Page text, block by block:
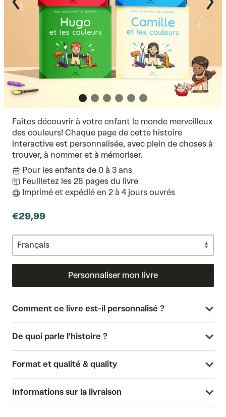
Faites découvrir à votre enfant le monde merveilleux
des couleurs! Chaque page de cette histoire
interactive est personnalisée, avec plein de choses à
trouver, à nommer et à mémoriser.
Pour les enfants de 0 à 3 ans
Feuilletez les 28 pages du livre
Imprimé et expédié en 2 à 4 jours ouvrés
€29,99
Personnaliser mon livre
Comment ce livre est-il personnalisé ?
De quoi parle l'histoire ?
Format et qualité & quality
Informations sur la livraison